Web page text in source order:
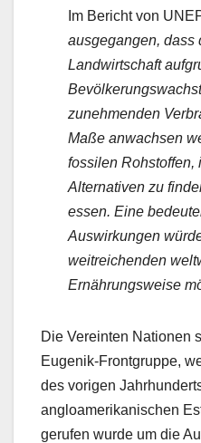
Im Bericht von
ausgegangen, dass
Landwirtschaft
zunehmenden
Maße anwachsen
fossilen Rohstoffen,
Alternativen zu
essen. Eine
Auswirkungen
weitreichenden
Ernährungsweise
Die Vereinten Nationen
Eugenik-Frontgruppe,
des vorigen
angloamerikanischen
gerufen wurde um die